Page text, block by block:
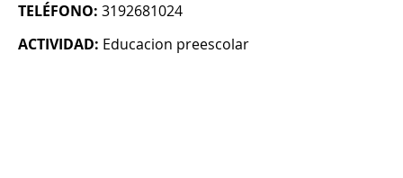
TELÉFONO: 3192681024
ACTIVIDAD: Educacion preescolar